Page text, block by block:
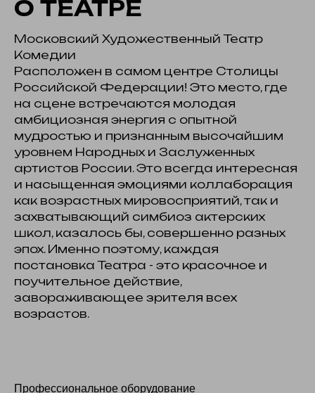
О ТЕАТРЕ
Московский Художественный Театр
Комедии
Расположен в самом центре Столицы
Российской Федерации! Это место, где
на сцене встречаются молодая
амбициозная энергия с опытной
мудростью и признанным высочайшим
уровнем Народных и Заслуженных
артистов России. Это всегда интересная
и насыщенная эмоциями коллаборация
как возрастных мировосприятий, так и
захватывающий симбиоз актерских
школ, казалось бы, совершенно разных
эпох. Именно поэтому, каждая
постановка Театра - это красочное и
поучительное действие,
завораживающее зрителя всех
возрастов.
Профессиональное оборудование